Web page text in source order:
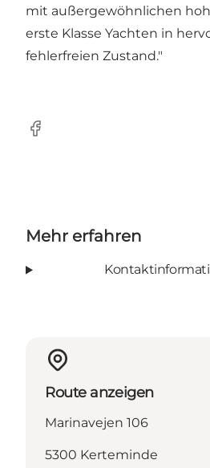
mit außergewöhnlichen
erste Klasse Yachten in
fehlerfreien Zustand."
Facebook
Mehr erfahren
Route anzeigen
Marinavejen 106
5300 Kerteminde